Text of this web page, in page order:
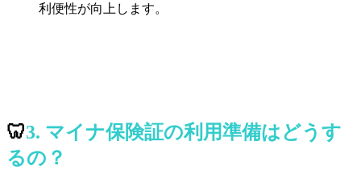
利便性が向上します。
🦷3. マイナ保険証の利用準備はどうす
るの？